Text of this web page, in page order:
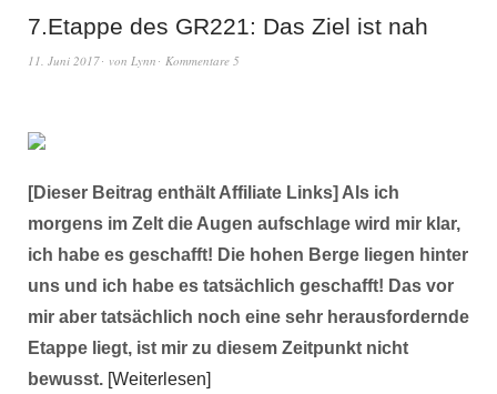
7.Etappe des GR221: Das Ziel ist nah
11. Juni 2017 von Lynn Kommentare 5
[Dieser Beitrag enthält Affiliate Links] Als ich
morgens im Zelt die Augen aufschlage wird mir klar,
ich habe es geschafft! Die hohen Berge liegen hinter
uns und ich habe es tatsächlich geschafft! Das vor
mir aber tatsächlich noch eine sehr herausfordernde
Etappe liegt, ist mir zu diesem Zeitpunkt nicht
bewusst. Weiterlesen